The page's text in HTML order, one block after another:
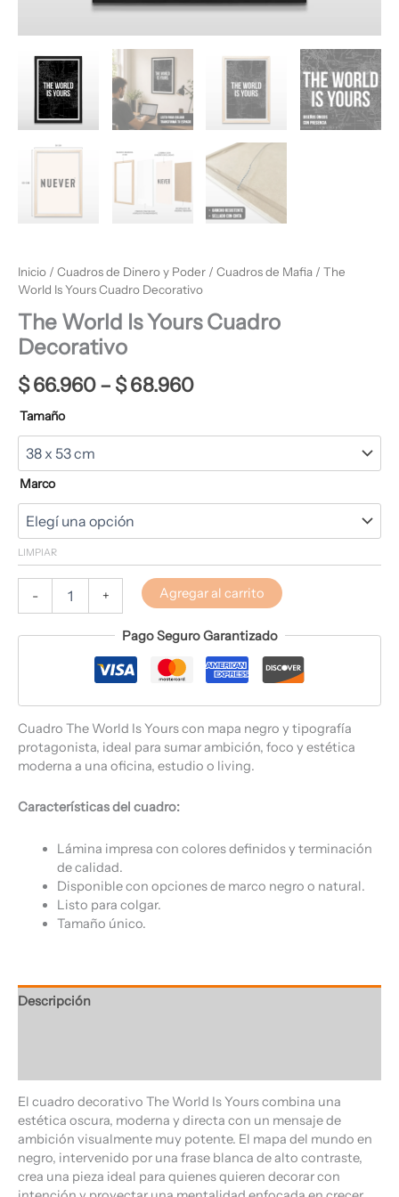
Inicio / Cuadros de Dinero y Poder / Cuadros de Mafia / The
World Is Yours Cuadro Decorativo
The World Is Yours Cuadro
Decorativo
$66.960– $68.960
Tamaño
Marco
LIMPIAR
- + Agregar al carrito
Pago Seguro Garantizado
Cuadro The World Is Yours con mapa negro y tipografía
protagonista, ideal para sumar ambición, foco y estética
moderna a una oficina, estudio o living.
Características del cuadro:
Lámina impresa con colores definidos y terminación
de calidad.
Disponible con opciones de marco negro o natural.
Listo para colgar.
Tamaño único.
Descripción
El cuadro decorativo The World Is Yours combina una
estética oscura, moderna y directa con un mensaje de
ambición visualmente muy potente. El mapa del mundo en
negro, intervenido por una frase blanca de alto contraste,
crea una pieza ideal para quienes quieren decorar con